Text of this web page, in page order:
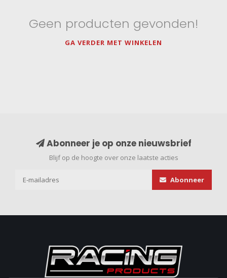
Geen producten gevonden!
GA VERDER MET WINKELEN
Abonneer je op onze nieuwsbrief
Blijf op de hoogte over onze laatste acties
Abonneer